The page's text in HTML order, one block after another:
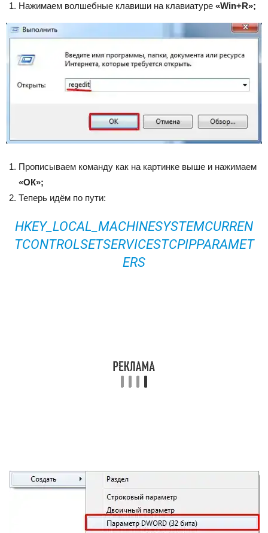
Нажимаем волшебные клавиши на клавиатуре «Win+R»;
Прописываем команду как на картинке выше и нажимаем
«ОК»;
Теперь идём по пути:
HKEY_LOCAL_MACHINESYSTEMCURREN
TCONTROLSETSERVICESTCPIPPARAMET
ERS